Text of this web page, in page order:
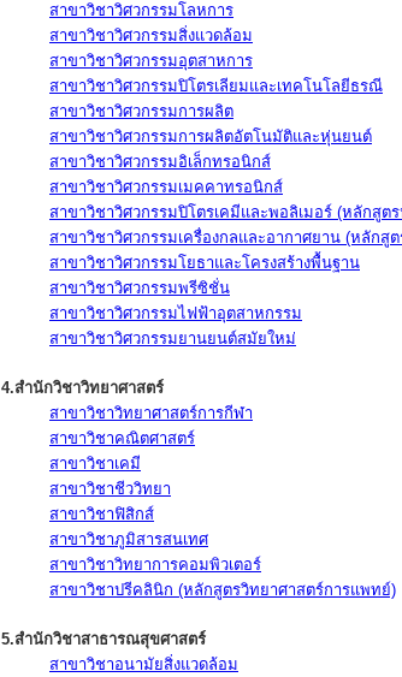
สาขาวิชาวิศวกรรมโลหการ
สาขาวิชาวิศวกรรมสิ่งแวดล้อม
สาขาวิชาวิศวกรรมอุตสาหการ
สาขาวิชาวิศวกรรมปิโตรเลียมและเทคโนโลยีธรณี
สาขาวิชาวิศวกรรมการผลิต
สาขาวิชาวิศวกรรมการผลิตอัตโนมัติและหุ่นยนต์
สาขาวิชาวิศวกรรมอิเล็กทรอนิกส์
สาขาวิชาวิศวกรรมเมคคาทรอนิกส์
สาขาวิชาวิศวกรรมปิโตรเคมีและพอลิเมอร์ (หลักสูต
สาขาวิชาวิศวกรรมเครื่องกลและอากาศยาน (หลักสู
สาขาวิชาวิศวกรรมโยธาและโครงสร้างพื้นฐาน
สาขาวิชาวิศวกรรมพรีซิชั่น
สาขาวิชาวิศวกรรมไฟฟ้าอุตสาหกรรม
สาขาวิชาวิศวกรรมยานยนต์สมัยใหม่
4.สำนักวิชาวิทยาศาสตร์
สาขาวิชาวิทยาศาสตร์การกีฬา
สาขาวิชาคณิตศาสตร์
สาขาวิชาเคมี
สาขาวิชาชีววิทยา
สาขาวิชาฟิสิกส์
สาขาวิชาภูมิสารสนเทศ
สาขาวิชาวิทยาการคอมพิวเตอร์
สาขาวิชาปรีคลินิก (หลักสูตรวิทยาศาสตร์การแพทย์)
5.สำนักวิชาสาธารณสุขศาสตร์
สาขาวิชาอนามัยสิ่งแวดล้อม